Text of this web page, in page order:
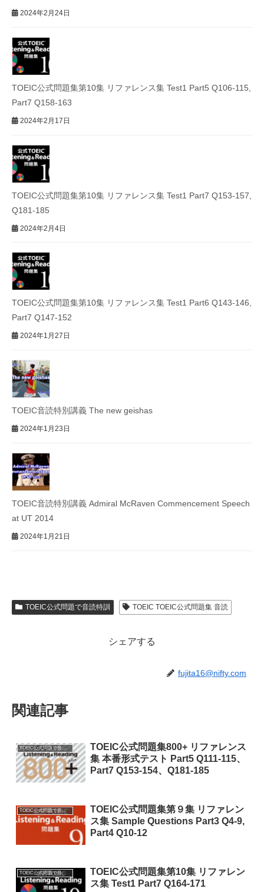
2024年2月24日
TOEIC公式問題集第10集 リファレンス集 Test1 Part5 Q106-115,
Part7 Q158-163
2024年2月17日
TOEIC公式問題集第10集 リファレンス集 Test1 Part7 Q153-157,
Q181-185
2024年2月4日
TOEIC公式問題集第10集 リファレンス集 Test1 Part6 Q143-146,
Part7 Q147-152
2024年1月27日
TOEIC音読特別講義 The new geishas
2024年1月23日
TOEIC音読特別講義 Admiral McRaven Commencement Speech
at UT 2014
2024年1月21日
TOEIC公式問題で音読特訓 TOEIC TOEIC公式問題集 音読
シェアする
fujita16@nifty.com
関連記事
TOEIC公式問題で音読特訓
TOEIC公式問題集800+ リファレンス
集 本番形式テスト Part5 Q111-115、
Part7 Q153-154、Q181-185
TOEIC公式問題で音読特訓
TOEIC公式問題集第９集 リファレン
ス集 Sample Questions Part3 Q4-9,
Part4 Q10-12
TOEIC公式問題で音読特訓
TOEIC公式問題集第10集 リファレン
ス集 Test1 Part7 Q164-171